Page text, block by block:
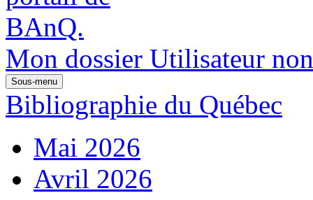
Mon dossier Utilisateur
Sous-menu
Bibliographie du Québec
Mai 2026
Avril 2026